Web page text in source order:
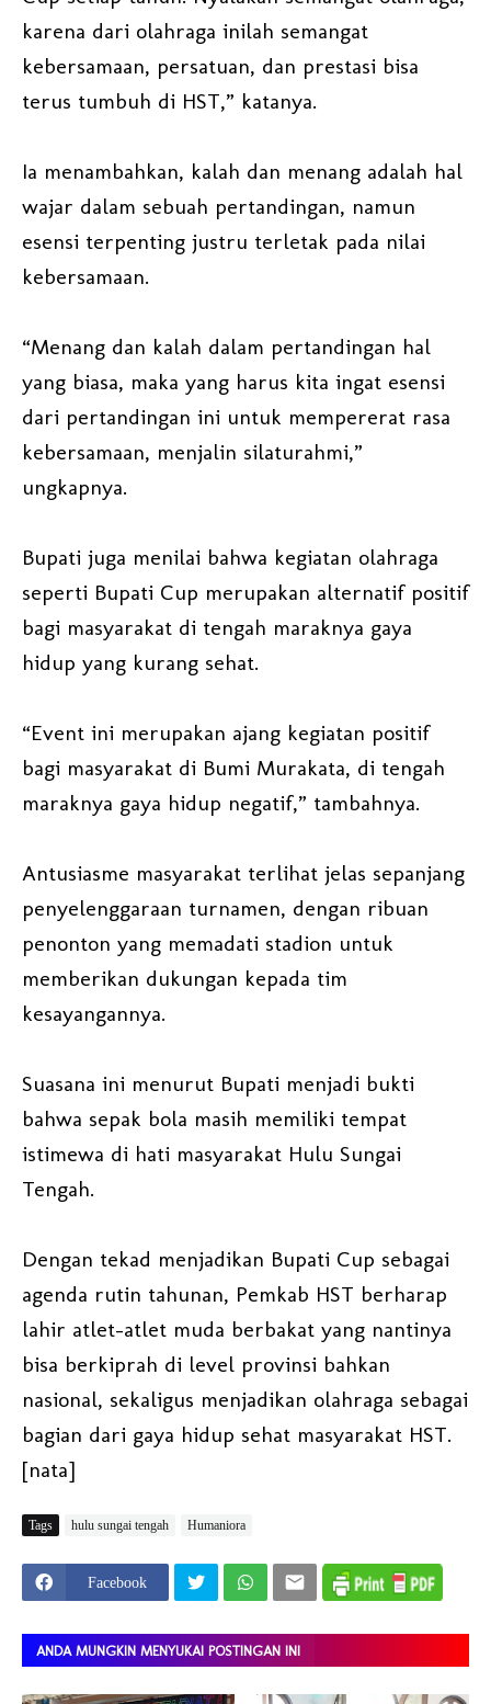
karena dari olahraga inilah semangat
kebersamaan, persatuan, dan prestasi bisa
terus tumbuh di HST,” katanya.
Ia menambahkan, kalah dan menang adalah hal
wajar dalam sebuah pertandingan, namun
esensi terpenting justru terletak pada nilai
kebersamaan.
“Menang dan kalah dalam pertandingan hal
yang biasa, maka yang harus kita ingat esensi
dari pertandingan ini untuk mempererat rasa
kebersamaan, menjalin silaturahmi,”
ungkapnya.
Bupati juga menilai bahwa kegiatan olahraga
seperti Bupati Cup merupakan alternatif positif
bagi masyarakat di tengah maraknya gaya
hidup yang kurang sehat.
“Event ini merupakan ajang kegiatan positif
bagi masyarakat di Bumi Murakata, di tengah
maraknya gaya hidup negatif,” tambahnya.
Antusiasme masyarakat terlihat jelas sepanjang
penyelenggaraan turnamen, dengan ribuan
penonton yang memadati stadion untuk
memberikan dukungan kepada tim
kesayangannya.
Suasana ini menurut Bupati menjadi bukti
bahwa sepak bola masih memiliki tempat
istimewa di hati masyarakat Hulu Sungai
Tengah.
Dengan tekad menjadikan Bupati Cup sebagai
agenda rutin tahunan, Pemkab HST berharap
lahir atlet-atlet muda berbakat yang nantinya
bisa berkiprah di level provinsi bahkan
nasional, sekaligus menjadikan olahraga sebagai
bagian dari gaya hidup sehat masyarakat HST.
[nata]
Tags hulu sungai tengah Humaniora
Facebook
ANDA MUNGKIN MENYUKAI POSTINGAN INI